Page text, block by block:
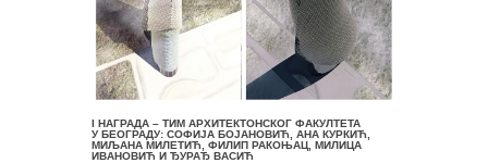
I НАГРАДА – ТИМ АРХИТЕКТОНСКОГ ФАКУЛТЕТА
У БЕОГРАДУ: СОФИЈА БОЈАНОВИЋ, АНА КУРКИЋ,
МИЉАНА МИЛЕТИЋ, ФИЛИП РАКОЊАЦ, МИЛИЦА
ИВАНОВИЋ И ЂУРАЂ ВАСИЋ